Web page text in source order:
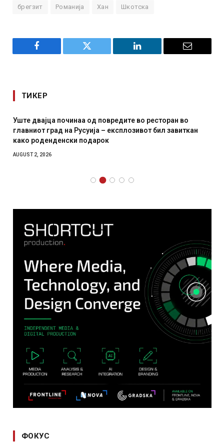
брегзит Романија Хан Шкотска
Facebook Twitter LinkedIn Email
ТИКЕР
Уште двајца починаа од повредите во ресторан во
главниот град на Русуија – експлозивот бил завиткан
како роденденски подарок
AUGUST 2, 2026
ФОКУС